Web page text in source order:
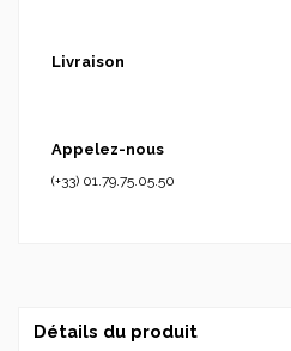
Livraison
Appelez-nous
(+33) 01.79.75.05.50
Détails du produit